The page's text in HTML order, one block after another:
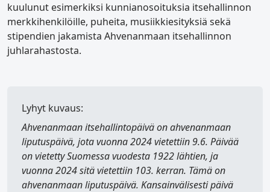
kuulunut esimerkiksi kunnianosoituksia itsehallinnon
merkkihenkilöille, puheita, musiikkiesityksiä sekä
stipendien jakamista Ahvenanmaan itsehallinnon
juhlarahastosta.
Lyhyt kuvaus:
Ahvenanmaan itsehallintopäiväon ahvenanmaan
liputuspäivä, jota vuonna 2024 vietettiin 9.6. Päivää
on vietetty Suomessa vuodesta 1922 lähtien, ja
vuonna 2024 sitä vietettiin 103. kerran. Tämä on
ahvenanmaan liputuspäivä. Kansainvälisesti päivä